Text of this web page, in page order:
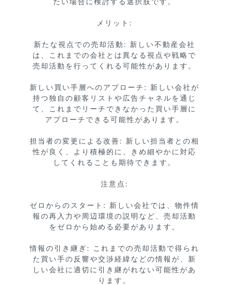
メリット:
新たな視点での売却活動: 新しい不動産会社
は、これまでの会社とは異なる視点や戦略で
売却活動を行ってくれる可能性があります。
新しい買い手層へのアプローチ: 新しい会社が
持つ独自の顧客リストや広告チャネルを通じ
て、これまでリーチできなかった買い手層に
アプローチできる可能性があります。
担当者の変更による改善: 新しい担当者との相
性が良く、より積極的に、きめ細やかに対応
してくれることも期待できます。
注意点:
ゼロからのスタート: 新しい会社では、物件情
報の再入力や周辺環境の説明など、売却活動
をゼロから始める必要があります。
情報の引き継ぎ: これまでの売却活動で得られ
た買い手の反響や交渉経緯などの情報が、新
しい会社に適切に引き継がれない可能性があ
ります。